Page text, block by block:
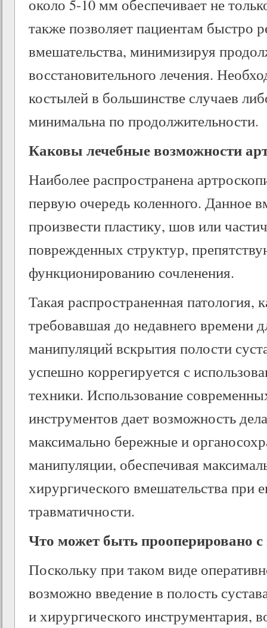
около 5-10 мм обеспечивает не
также позволяет пациентам быстро
вмешательства, минимизируя
восстановительного лечения.
костылей в большинстве случаев
минимальна по продолжительности.
Каковы лечебные возможности
Наиболее распространена
первую очередь коленного. Данное
произвести пластику, шов или
поврежденных структур,
функционированию сочленения.
Такая распространенная патология,
требовавшая до недавнего времени
манипуляций вскрытия полости
успешно коррегируется с
техники. Использование
инструментов дает возможность
максимально бережные и
манипуляции, обеспечивая
хирургического вмешательства при
травматичности.
Что может быть прооперировано
Поскольку при таком виде
возможно введение в полость
и хирургического инструментария,